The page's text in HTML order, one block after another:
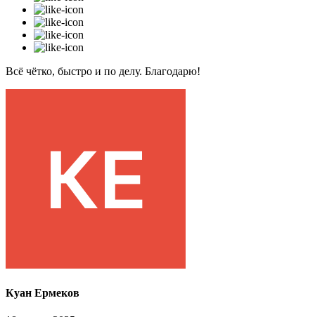
Всё чётко, быстро и по делу. Благодарю!
Куан Ермеков